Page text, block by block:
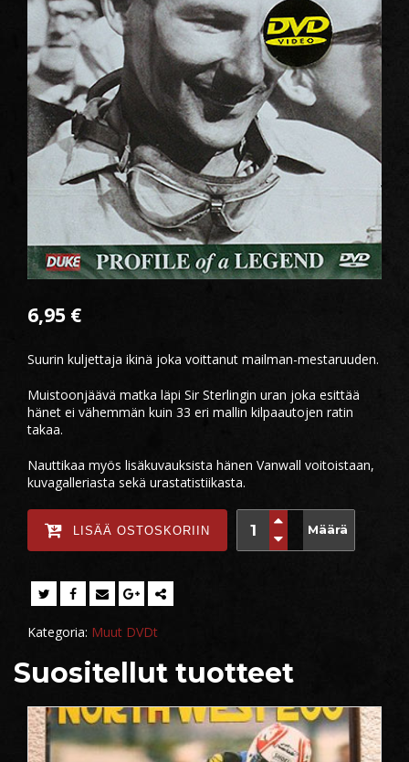
6,95 €
Suurin kuljettaja ikinä joka voittanut mailman-mestaruuden.
Muistoonjäävä matka läpi Sir Sterlingin uran joka esittää
hänet ei vähemmän kuin 33 eri mallin kilpaautojen ratin
takaa.
Nauttikaa myös lisäkuvauksista hänen Vanwall voitoistaan,
kuvagalleriasta sekä urastatistiikasta.
Määrä
LISÄÄ OSTOSKORIIN
Kategoria: Muut DVDt
Suositellut tuotteet